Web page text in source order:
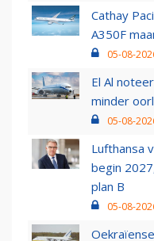
Cathay
A350F
05-08-
El Al
minder
05-08-
Lufthansa
begin
plan B
05-08-